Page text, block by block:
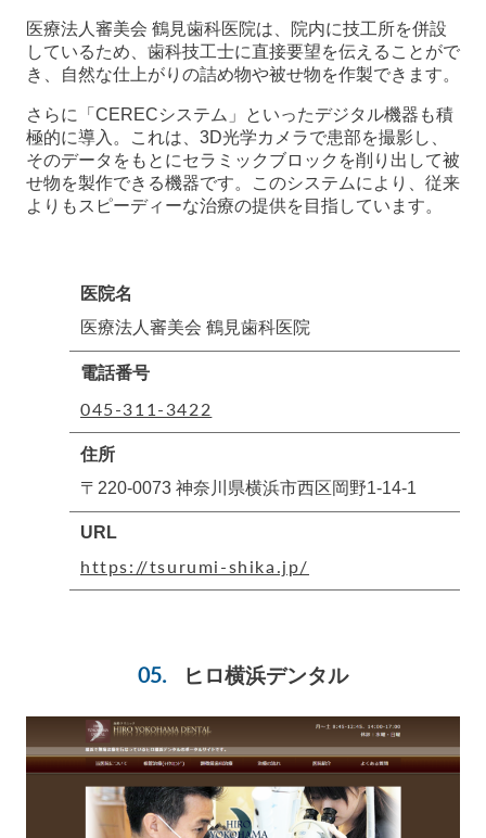
医療法人審美会 鶴見歯科医院は、院内に技工所を併設
しているため、歯科技工士に直接要望を伝えることがで
き、自然な仕上がりの詰め物や被せ物を作製できます。
さらに「CERECシステム」といったデジタル機器も積
極的に導入。これは、3D光学カメラで患部を撮影し、
そのデータをもとにセラミックブロックを削り出して被
せ物を製作できる機器です。このシステムにより、従来
よりもスピーディーな治療の提供を目指しています。
医院名
医療法人審美会 鶴見歯科医院
電話番号
045-311-3422
住所
〒220-0073 神奈川県横浜市西区岡野1-14-1
URL
https://tsurumi-shika.jp/
ヒロ横浜デンタル